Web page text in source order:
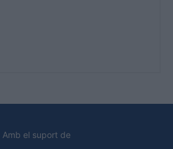
Amb el suport de